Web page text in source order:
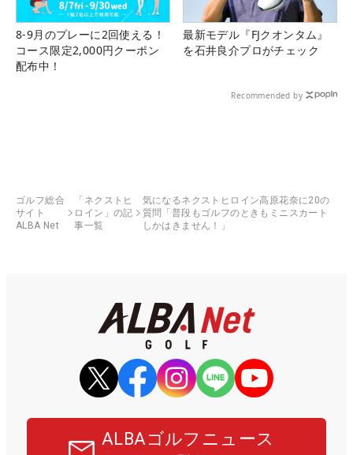
8-9月のプレーに2回使える！
コース限定2,000円クーポン
配布中！
最新モデル『FJクオンタム』
を石井良介プロがチェック
Recommended by
ゴルフ総合
サイト
ALBA Net
「ネクストヒ
ロイン」の記
事一覧
気になるネクストヒロイン高原花奈に20の
質問「普段もゴルフのときもミニスカート
しかはきません！」
ALBAゴルフニュース